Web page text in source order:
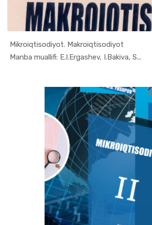
Mikroiqtisodiyot. Makroiqtisodiyot
Manba muallifi: E.I.Ergashev, I.Bakiva, S...
In Makroiq...